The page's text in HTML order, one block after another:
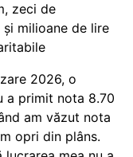
zeci de
milioane de lire
2026, o
a primit nota 8.70
am văzut nota
opri din plâns.